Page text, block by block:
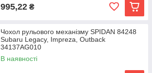
995,22 ₴
Чохол рульового механізму SPIDAN 84248
Subaru Legacy, Impreza, Outback
34137AG010
В наявності